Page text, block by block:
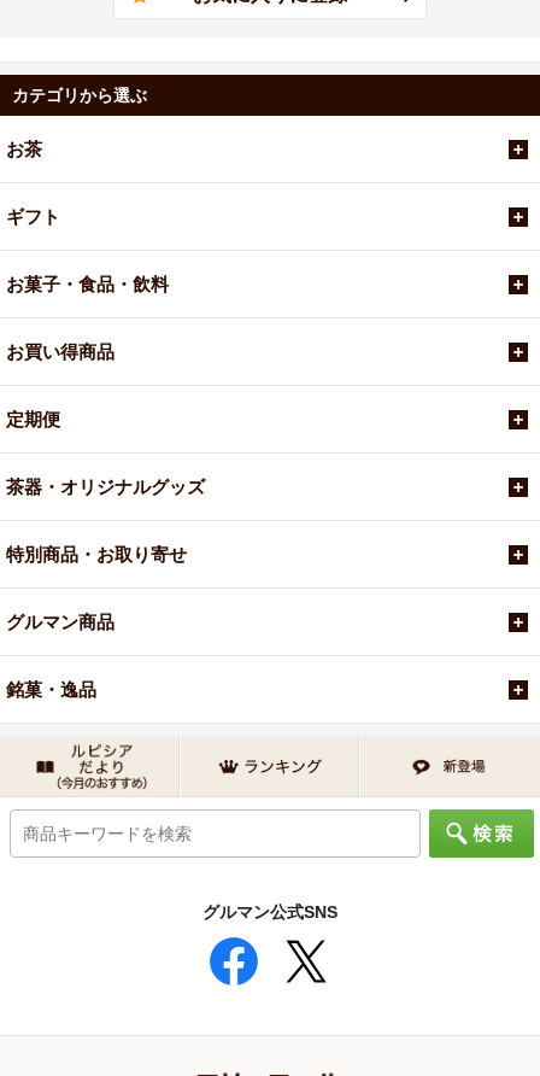
カテゴリから選ぶ
お茶
ギフト
お菓子・食品・飲料
お買い得商品
定期便
茶器・オリジナルグッズ
特別商品・お取り寄せ
グルマン商品
銘菓・逸品
グルマン公式SNS